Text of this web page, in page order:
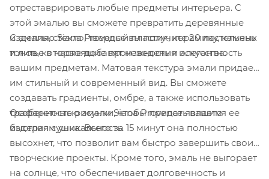
отреставрировать любые предметы интерьера. С
этой эмалью вы сможете превратить деревянные
изделия, стекло, твердый пластик, керамику, камень
и литье в настоящие произведения искусства.
С эмалью Siana Provence вы получите 20 пастельных
тонов, которые добавят нежность и элегантность
вашим предметам. Матовая текстура эмали придает
им стильный и современный вид. Вы сможете
создавать градиенты, омбре, а также использовать
трафаретные рисунки, чтобы придать вашим
изделиям уникальность.
Особенностью эмали Siana Provence является ее
быстрая сушка. Всего за 15 минут она полностью
высохнет, что позволит вам быстро завершить свои
творческие проекты. Кроме того, эмаль не выгорает
на солнце, что обеспечивает долговечность и